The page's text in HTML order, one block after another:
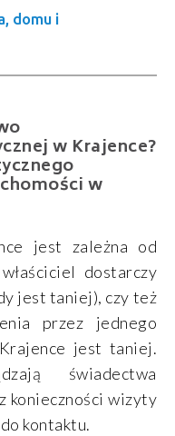
domu i
w Krajence?
w
jest zależna od
dostarczy
jest taniej), czy też
przez jednego
jest taniej.
świadectwa
konieczności wizyty
kontaktu.